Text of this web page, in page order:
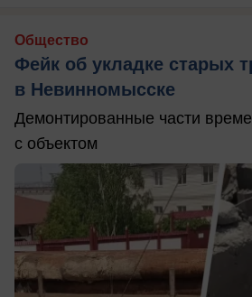
Общество
Фейк об укладке старых
в Невинномысске
Демонтированные части
с объектом